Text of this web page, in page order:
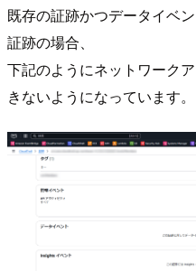
既存の証跡かつデータイベ
証跡の場合、
下記のようにネットワーク
きないようになっています。